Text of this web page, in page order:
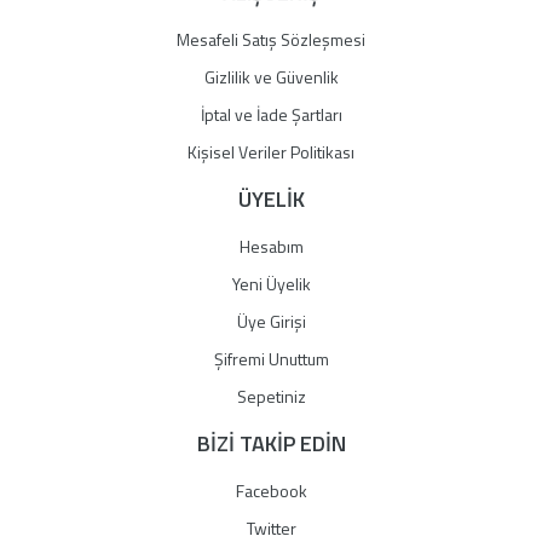
Mesafeli Satış Sözleşmesi
Gizlilik ve Güvenlik
İptal ve İade Şartları
Kişisel Veriler Politikası
ÜYELİK
Hesabım
Yeni Üyelik
Üye Girişi
Şifremi Unuttum
Sepetiniz
BİZİ TAKİP EDİN
Facebook
Twitter